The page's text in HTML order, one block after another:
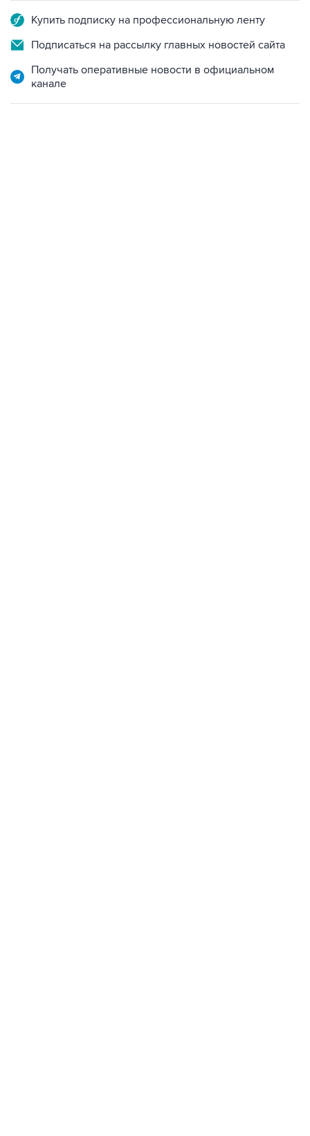
Купить подписку на профессиональную ленту
Подписаться на рассылку главных новостей сайта
Получать оперативные новости в официальном
канале